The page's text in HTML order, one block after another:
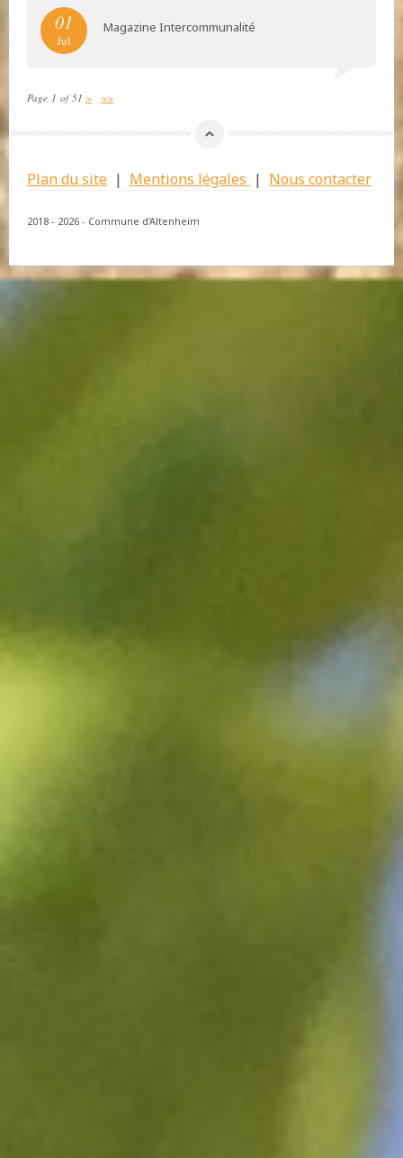
01
Jul
Magazine Intercommunalité
Page 1 of 51 > >>
Plan du site | Mentions légales | Nous contacter
2018 - 2026 - Commune d'Altenheim